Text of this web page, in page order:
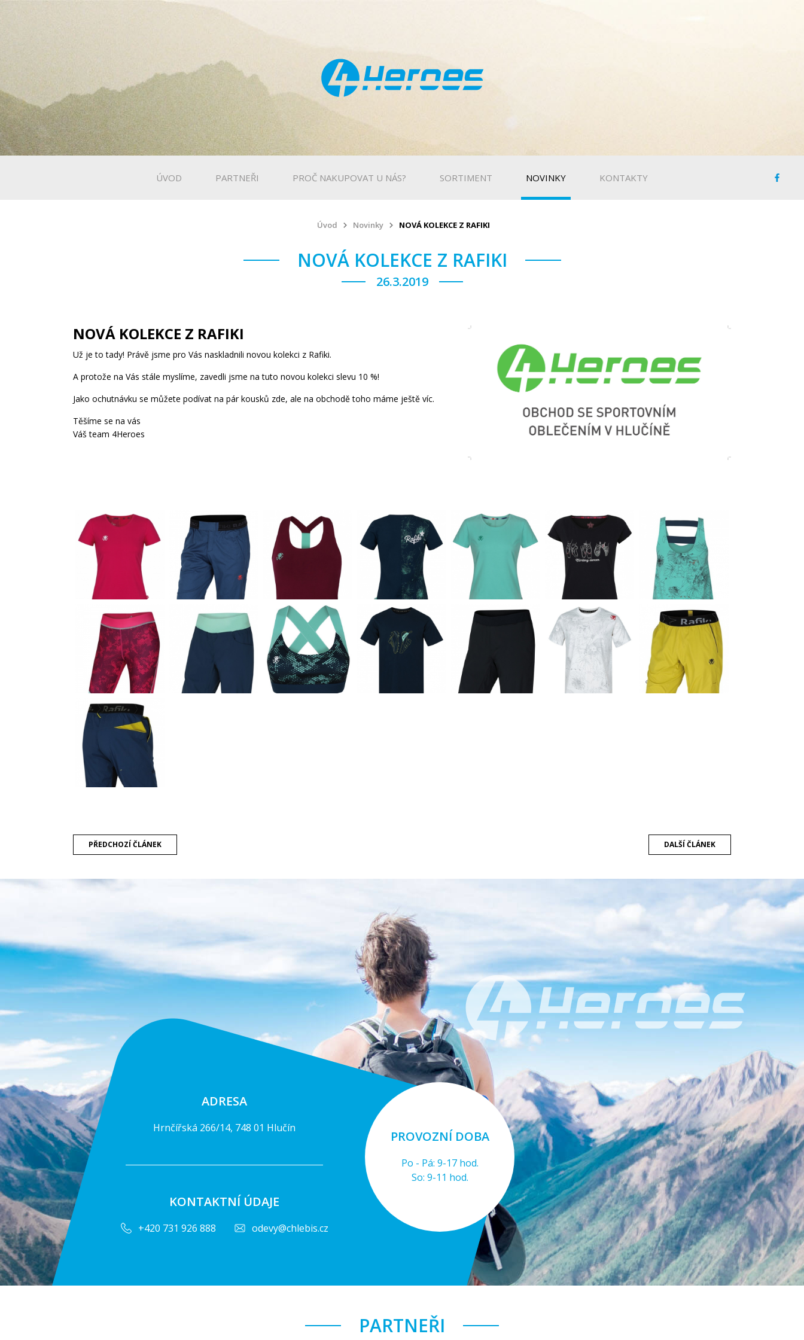
ÚVOD PARTNEŘI PROČ NAKUPOVAT U NÁS? SORTIMENT NOVINKY KONTAKTY
Úvod Novinky NOVÁ KOLEKCE Z RAFIKI
NOVÁ KOLEKCE Z RAFIKI
26.3.2019
NOVÁ KOLEKCE Z RAFIKI
Už je to tady! Právě jsme pro Vás naskladnili novou kolekci z Rafiki.
A protože na Vás stále myslíme, zavedli jsme na tuto novou kolekci slevu 10 %!
Jako ochutnávku se můžete podívat na pár kousků zde, ale na obchodě toho máme ještě víc.
Těšíme se na vás
Váš team 4Heroes
DALŠÍČLÁNEK
PŘEDCHOZÍČLÁNEK
ADRESA
Hrnčířská 266/14, 748 01 Hlučín
KONTAKTNÍ ÚDAJE
+420 731 926 888 odevy@chlebis.cz
PROVOZNÍ DOBA
Po - Pá: 9-17 hod.
So: 9-11 hod.
PARTNEŘI